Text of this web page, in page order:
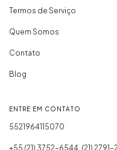
Termos de Serviço
Quem Somos
Contato
Blog
ENTRE EM CONTATO
5521964115070
+55 (21) 3752-6544, (21)